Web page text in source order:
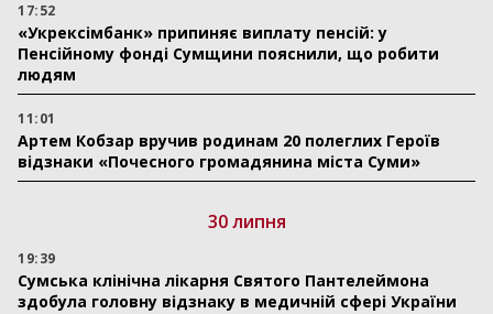
17:52
«Укрексімбанк» припиняє виплату пенсій: у
Пенсійному фонді Сумщини пояснили, що робити
людям
11:01
Артем Кобзар вручив родинам 20 полеглих Героїв
відзнаки «Почесного громадянина міста Суми»
30 липня
19:39
Сумська клінічна лікарня Святого Пантелеймона
здобула головну відзнаку в медичній сфері України